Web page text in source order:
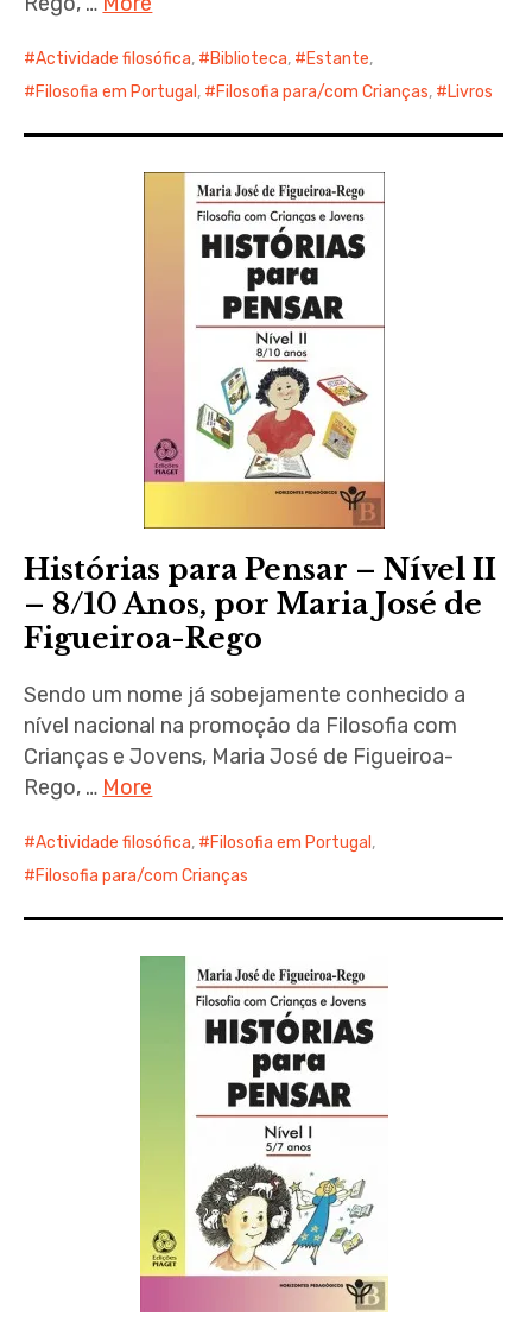
Actividade filosófica, Biblioteca, Estante,
Filosofia em Portugal , Filosofia para/com Crianças, Livros
Histórias para Pensar – Nível II
– 8/10 Anos, por Maria José de
Figueiroa-Rego
Sendo um nome já sobejamente conhecido a
nível nacional na promoção da Filosofia com
Crianças e Jovens, Maria José de Figueiroa-
Rego, … More
Actividade filosófica, Filosofia em Portugal ,
Filosofia para/com Crianças